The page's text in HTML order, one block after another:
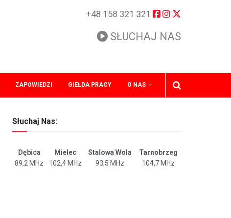
+48 158 321 321
SŁUCHAJ NAS
ZAPOWIEDZI GIEŁDA PRACY O NAS
Słuchaj Nas:
Dębica Mielec Stalowa Wola
Tarnobrzeg
89,2 MHz
102,4 MHz 93,5 MHz 104,7 MHz